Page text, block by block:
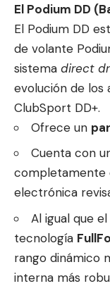
El Podium DD
El Podium DD
de volante
sistema direct
evolución de los
ClubSport DD+.
Ofrece un
Cuenta con
completamente
electrónica
Al igual que
tecnología
rango dinámico
interna más